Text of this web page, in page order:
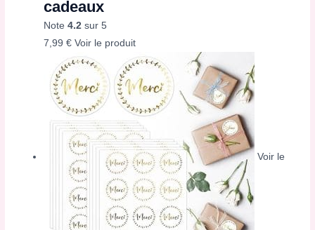
cadeaux
Note4.2 sur 5
7,99€ Voir le produit
Voir le